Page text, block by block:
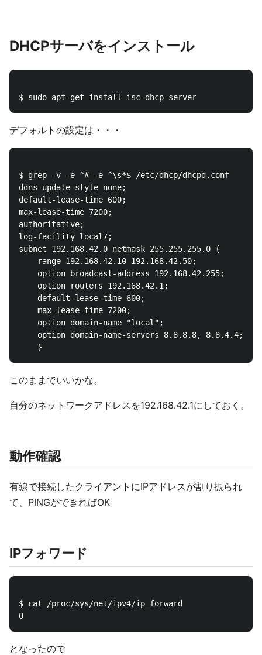
DHCPサーバをインストール
デフォルトの設定は・・・
$ grep -v -e ^# -e ^\s*$ /etc/dhcp/dhcpd.conf
ddns-update-style none;
default-lease-time 600;
max-lease-time 7200;
authoritative;
log-facility local7;
subnet 192.168.42.0 netmask 255.255.255.0 {
    range 192.168.42.10 192.168.42.50;
    option broadcast-address 192.168.42.255;
    option routers 192.168.42.1;
    default-lease-time 600;
    max-lease-time 7200;
    option domain-name "local";
    option domain-name-servers 8.8.8.8, 8.8.4.4;
このままでいいかな。
自分のネットワークアドレスを192.168.42.1にしておく。
動作確認
有線で接続したクライアントにIPアドレスが割り振られ
て、PINGができればOK
IPフォワード
$ cat /proc/sys/net/ipv4/ip_forward
となったので